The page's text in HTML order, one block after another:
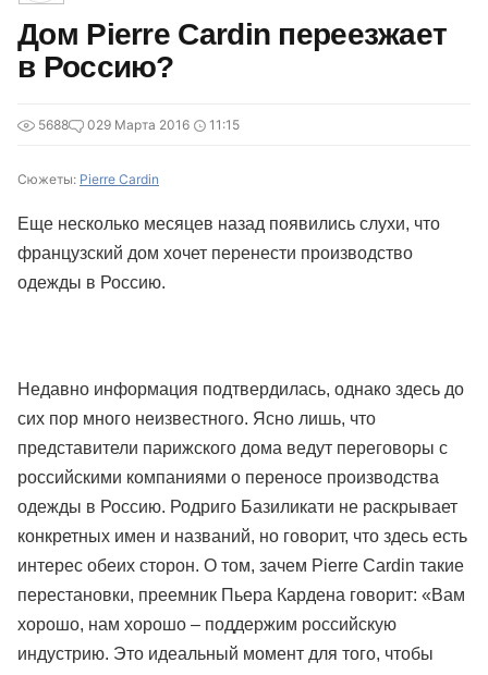
Дом Pierre Cardin переезжает
в Россию?
5688 029 Марта 2016 11:15
Сюжеты: Pierre Cardin
Еще несколько месяцев назад появились слухи, что
французский дом хочет перенести производство
одежды в Россию.
Недавно информация подтвердилась, однако здесь до
сих пор много неизвестного. Ясно лишь, что
представители парижского дома ведут переговоры с
российскими компаниями о переносе производства
одежды в Россию. Родриго Базиликати не раскрывает
конкретных имен и названий, но говорит, что здесь есть
интерес обеих сторон. О том, зачем Pierre Cardin такие
перестановки, преемник Пьера Кардена говорит: «Вам
хорошо, нам хорошо – поддержим российскую
индустрию. Это идеальный момент для того, чтобы